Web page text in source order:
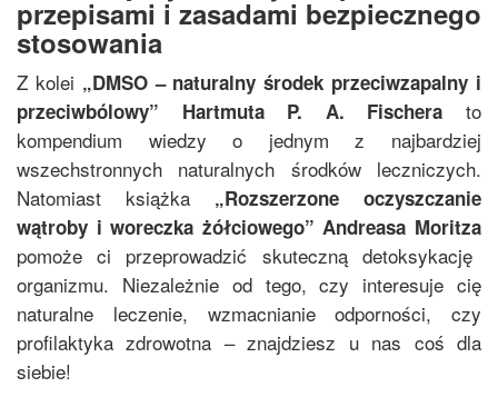
przepisami i zasadami bezpiecznego
stosowania
Z kolei „DMSO – naturalny środek przeciwzapalny i
przeciwbólowy” Hartmuta P. A. Fischera to
kompendium wiedzy o jednym z najbardziej
wszechstronnych naturalnych środków leczniczych.
Natomiast książka „Rozszerzone oczyszczanie
wątroby i woreczka żółciowego”Andreasa Moritza
pomoże ci przeprowadzić skuteczną detoksykację
organizmu. Niezależnie od tego, czy interesuje cię
naturalne leczenie, wzmacnianie odporności, czy
profilaktyka zdrowotna – znajdziesz u nas coś dla
siebie!